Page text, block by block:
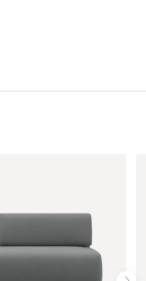
2580